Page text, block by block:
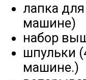
лапка
машине)
набор
шпульки
машине.)